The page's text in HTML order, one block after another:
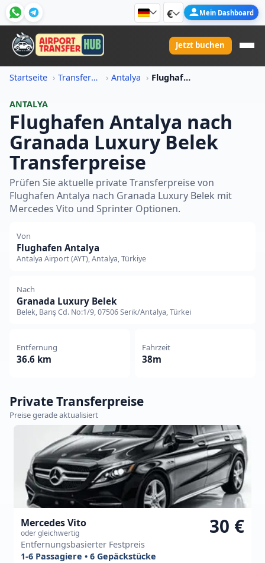
€ Mein Dashboard
Jetzt buchen
Startseite Transferpreis-Informationen Antalya Flughafen Antalya Nach Granada Luxury Belek Transferpreis
ANTALYA
Flughafen Antalya nach
Granada Luxury Belek
Transferpreise
Prüfen Sie aktuelle private Transferpreise von
Flughafen Antalya nach Granada Luxury Belek mit
Mercedes Vito und Sprinter Optionen.
Von
Flughafen Antalya
Antalya Airport (AYT), Antalya, Türkiye
Nach
Granada Luxury Belek
Belek, Barış Cd. No:1/9, 07506 Serik/Antalya, Türkei
Entfernung
36.6 km
Fahrzeit
38m
Private Transferpreise
Preise gerade aktualisiert
Mercedes Vito
oder gleichwertig
Entfernungsbasierter Festpreis
30 €
1-6 Passagiere • 6 Gepäckstücke